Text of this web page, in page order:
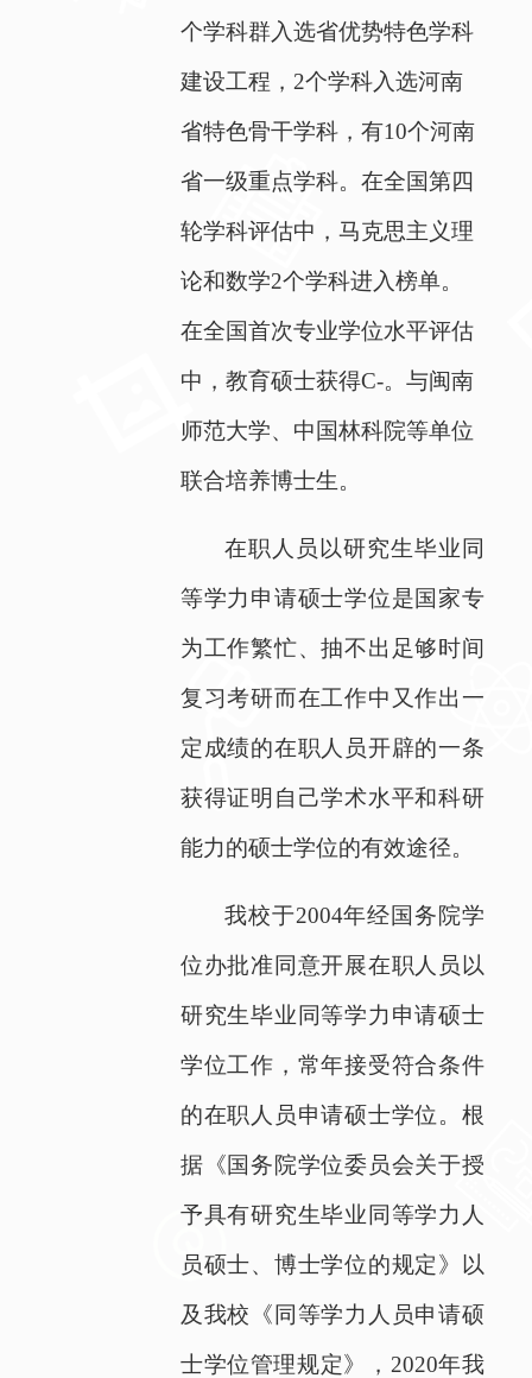
个学科群入选省优势特色学科
建设工程， 2个学科入选河南
省特色骨干学科，有10个河南
省一级重点学科。在全国第四
轮学科评估中，马克思主义理
论和数学2个学科进入榜单。
在全国首次专业学位水平评估
中，教育硕士获得C-。与闽南
师范大学、中国林科院等单位
联合培养博士生。
在职人员以研究生毕业同
等学力申请硕士学位是国家专
为工作繁忙、抽不出足够时间
复习考研而在工作中又作出一
定成绩的在职人员开辟的一条
获得证明自己学术水平和科研
能力的硕士学位的有效途径。
我校于2004年经国务院学
位办批准同意开展在职人员以
研究生毕业同等学力申请硕士
学位工作，常年接受符合条件
的在职人员申请硕士学位。根
据《国务院学位委员会关于授
予具有研究生毕业同等学力人
员硕士、博士学位的规定》以
及我校《同等学力人员申请硕
士学位管理规定》， 2020年我